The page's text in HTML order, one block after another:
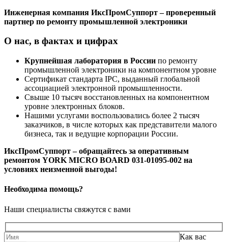
Инженерная компания ИксПромСуппорт – проверенный
партнер по ремонту промышленной электроники
О нас, в фактах и цифрах
Крупнейшая лаборатория в России по ремонту
промышленной электроники на компонентном уровне
Сертификат стандарта IPC, выданный глобальной
ассоциацией электронной промышленности.
Свыше 10 тысяч восстановленных на компонентном
уровне электронных блоков.
Нашими услугами воспользовались более 2 тысяч
заказчиков, в числе которых как представители малого
бизнеса, так и ведущие корпорации России.
ИксПромСуппорт – обращайтесь за оперативным
ремонтом YORK MICRO BOARD 031-01095-002 на
условиях неизменной выгоды!
Необходима помощь?
Наши специалисты свяжутся с вами
Как вас